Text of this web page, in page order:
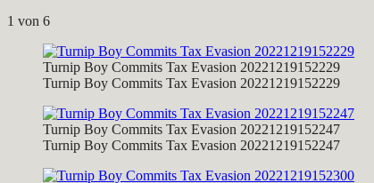
1 von 6
Turnip Boy Commits Tax Evasion 20221219152229
Turnip Boy Commits Tax Evasion 20221219152229
Turnip Boy Commits Tax Evasion 20221219152247
Turnip Boy Commits Tax Evasion 20221219152247